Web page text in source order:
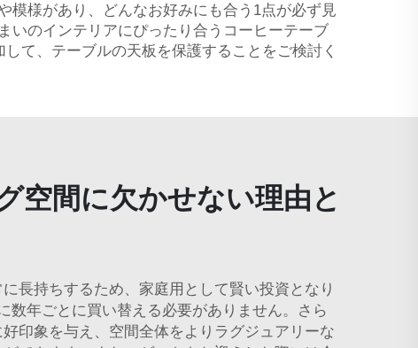
模様があり、どんなお好みにも合う1点が必ず見
いのインテリアにぴったり合うコーヒーテーブ
して、テーブルの天板を保護することをご検討く
空間に欠かせない理由と
長持ちするため、家庭用として賢い投資となり
数年ごとに買い替える必要がありません。さら
印象を与え、空間全体をよりラグジュアリーな